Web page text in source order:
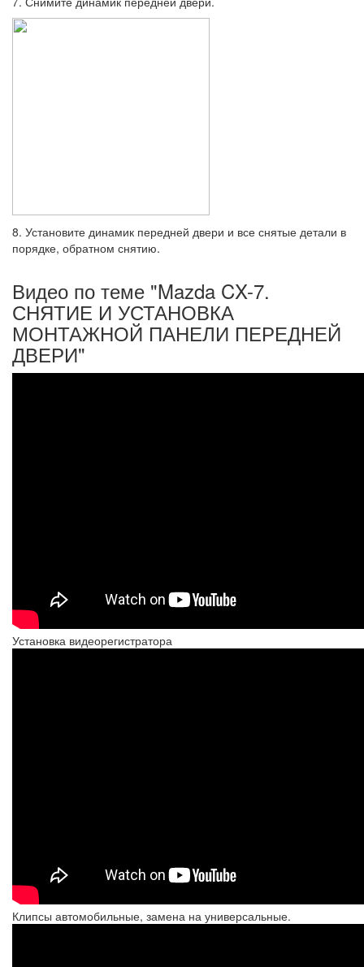
8. Установите динамик передней двери и все снятые детали в
порядке, обратном снятию.
Видео по теме "Mazda CX-7.
СНЯТИЕ И УСТАНОВКА
МОНТАЖНОЙ ПАНЕЛИ ПЕРЕДНЕЙ
ДВЕРИ"
Установка видеорегистратора
Клипсы автомобильные, замена на универсальные.